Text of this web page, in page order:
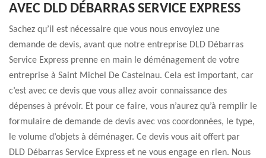
AVEC DLD DÉBARRAS SERVICE EXPRESS
Sachez qu’il est nécessaire que vous nous envoyiez une
demande de devis, avant que notre entreprise DLD Débarras
Service Express prenne en main le déménagement de votre
entreprise à Saint Michel De Castelnau. Cela est important, car
c’est avec ce devis que vous allez avoir connaissance des
dépenses à prévoir. Et pour ce faire, vous n’aurez qu’à remplir le
formulaire de demande de devis avec vos coordonnées, le type,
le volume d’objets à déménager. Ce devis vous ait offert par
DLD Débarras Service Express et ne vous engage en rien. Nous